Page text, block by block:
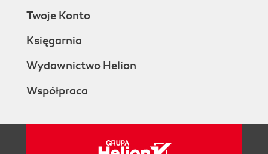
Twoje Konto
Księgarnia
Wydawnictwo Helion
Współpraca